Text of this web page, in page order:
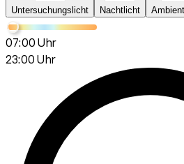
Untersuchungslicht Nachtlicht
07:00 Uhr
23:00 Uhr